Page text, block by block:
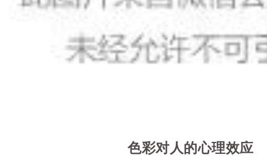
色彩对人的心理效应